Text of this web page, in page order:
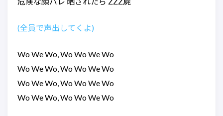
(全員で声出してくよ)
Wo We Wo, Wo Wo We Wo
Wo We Wo, Wo Wo We Wo
Wo We Wo, Wo Wo We Wo
Wo We Wo, Wo Wo We Wo